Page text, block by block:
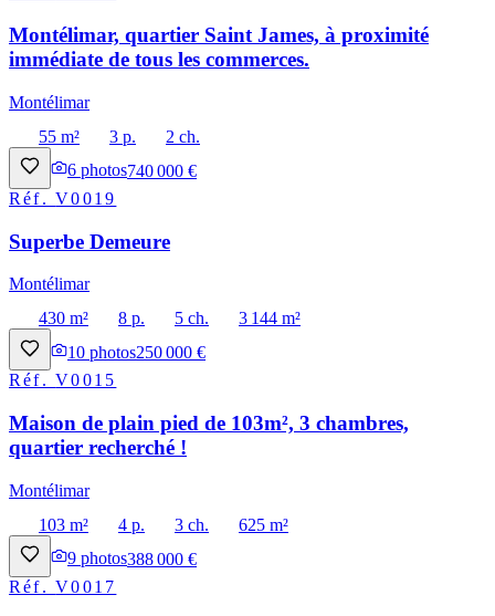
Montélimar, quartier Saint James, à proximité
immédiate de tous les commerces.
Montélimar
55 m²
3 p.
2 ch.
6 photos740 000 €
Réf.V0019
Superbe Demeure
Montélimar
430 m²
8 p. 5 ch.
3 144 m²
10 photos250 000 €
Réf.V0015
Maison de plain pied de 103m², 3 chambres,
quartier recherché !
Montélimar
103 m²
4 p. 3 ch.
625 m²
9 photos388 000 €
Réf.V0017